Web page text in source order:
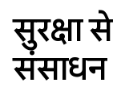
सुरक्षा
संसाधन